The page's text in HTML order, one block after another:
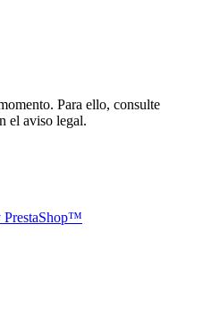
Para ello, consulte
el aviso legal.
PrestaShop™